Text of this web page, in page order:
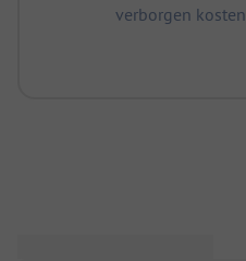
verborgen kosten